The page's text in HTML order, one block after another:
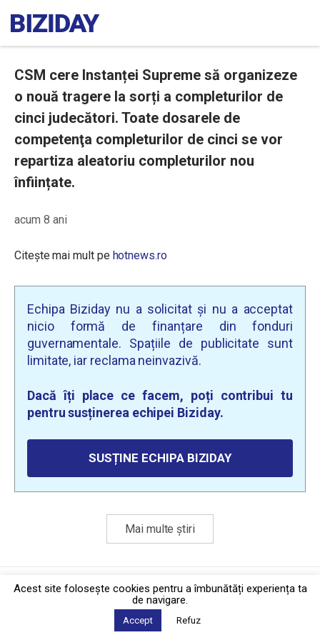
CSM cere Instanței Supreme să organizeze
o nouă tragere la sorți a completurilor de
cinci judecători. Toate dosarele de
competenţa completurilor de cinci se vor
repartiza aleatoriu completurilor nou
înființate.
acum 8 ani
Citește mai mult pe hotnews.ro
Echipa Biziday nu a solicitat și nu a acceptat
nicio formă de finanțare din fonduri
guvernamentale. Spațiile de publicitate sunt
limitate, iar reclama neinvazivă.
Dacă îți place ce facem, poți contribui tu
pentru susținerea echipei Biziday.
SUSȚINE ECHIPA BIZIDAY
Mai multe știri
Politica de confidențialitate·Contact
2026 © Biziday
Acest site foloseşte cookies pentru a îmbunătăți experiența ta
de navigare.
Accept Refuz